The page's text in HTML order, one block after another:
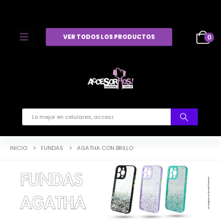
VER TODOS LOS PRODUCTOS 0
INICIO FUNDAS AGATHA CON BRILLO